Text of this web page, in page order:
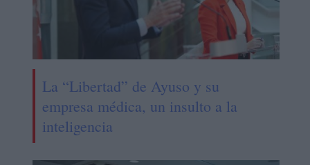
La “Libertad” de Ayuso y su
empresa médica, un insulto a la
inteligencia